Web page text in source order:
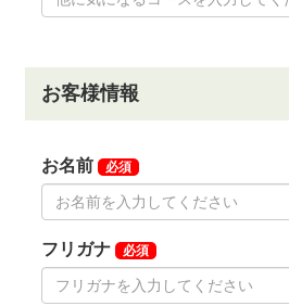
◆交通機関
東名高速道路「厚木IC」より
新湘南バイパス「茅ヶ崎海岸IC
・電車をご利用の場合
JR東海道線「茅ヶ崎駅」下車。
シー利用で10分。
クラブバスは茅ヶ崎駅南口から
JR東海道線「平塚駅」下車。平